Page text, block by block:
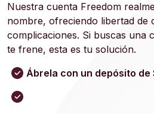
Nuestra cuenta Freedom
nombre, ofreciendo libertad de
complicaciones. Si buscas una
te frene, esta es tu solución.
Ábrela con un depósito de